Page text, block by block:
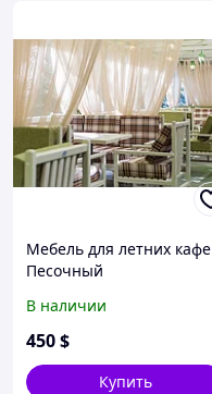
Мебель для летних кафе
Песочный
В наличии
450$
Купить